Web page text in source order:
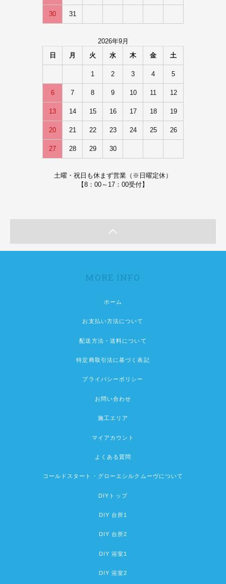
30 31
2026年9月
日
月 火 水 木 金 土
1 2 3 4 5
6 7 8 9 10 11 12
13 14 15 16 17 18 19
20 21 22 23 24 25 26
27 28 29 30
土曜・祝日も休まず営業（※日曜定休）
【8：00～17：00受付】
MORE INFO
ホーム
お支払い方法について
配送方法・送料について
特定商取引法に基づく表記
プライバシーポリシー
お問い合わせ
施工エリア
マイアカウント
よくある質問
コールドスタート・グローエシルクムーヴについて
DIYトップ
DIY 台所1
DIY 台所2
DIY 浴室1
DIY 浴室2